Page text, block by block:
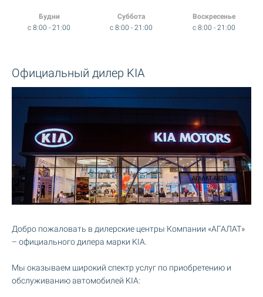
Будни
c 8:00 - 21:00
Суббота
c 8:00 - 21:00
Воскресенье
c 8:00 - 21:00
Официальный дилер KIA
Добро пожаловать в дилерские центры Компании «АГАЛАТ»
– официального дилера марки KIA.
Мы оказываем широкий спектр услуг по приобретению и
обслуживанию автомобилей KIA: